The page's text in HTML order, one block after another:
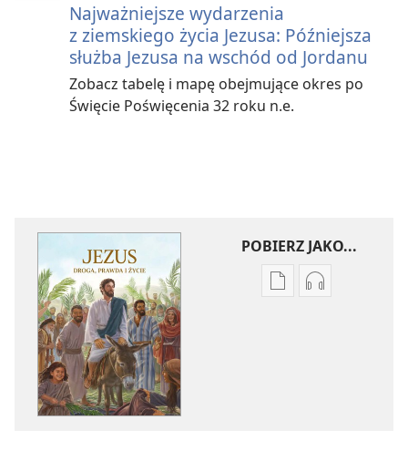
Najważniejsze wydarzenia
z ziemskiego życia Jezusa: Późniejsza
służba Jezusa na wschód od Jordanu
Zobacz tabelę i mapę obejmujące okres po
Święcie Poświęcenia 32 roku n.e.
POBIERZ JAKO...
UstawieniaUstawienia